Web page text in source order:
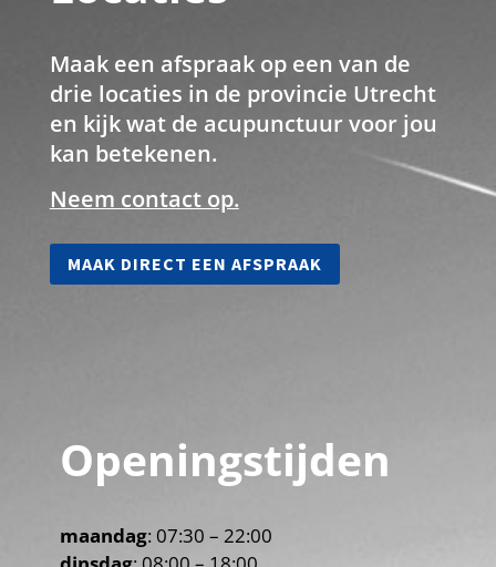
Maak een afspraak op een van de
drie locaties in de provincie Utrecht
en kijk wat de acupunctuur voor jou
kan betekenen.
Neem contact op.
MAAK DIRECT EEN AFSPRAAK
Openingstijden
maandag: 07:30 – 22:00